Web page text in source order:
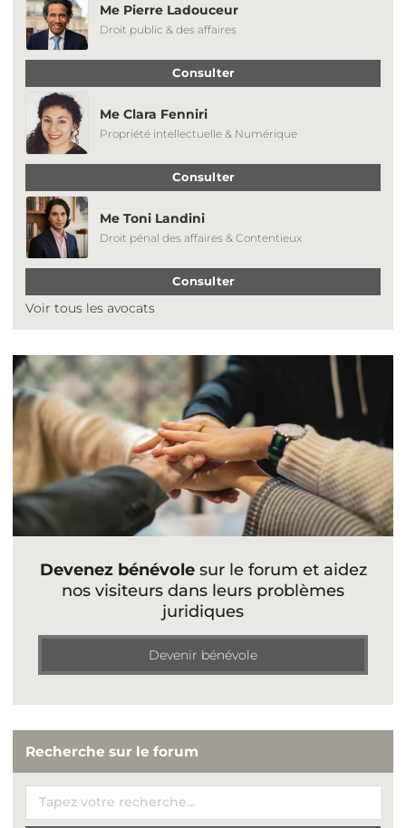
Me Pierre Ladouceur
Droit public & des affaires
Consulter
Me Clara Fenniri
Propriété intellectuelle & Numérique
Consulter
Me Toni Landini
Droit pénal des affaires & Contentieux
Consulter
Voir tous les avocats
Devenez bénévolesur le forum et aidez
nos visiteurs dans leurs problèmes
juridiques
Devenir bénévole
Recherche sur le forum